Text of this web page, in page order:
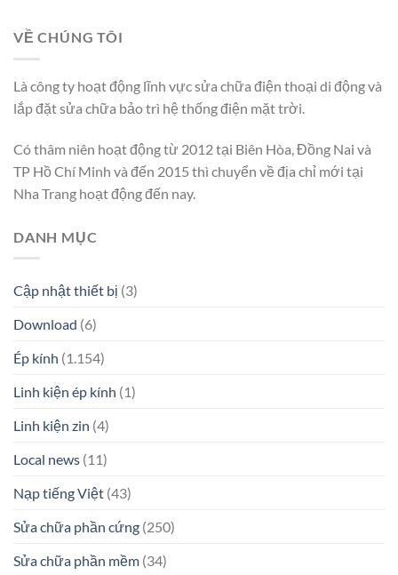
VỀ CHÚNG TÔI
Là công ty hoạt động lĩnh vực sửa chữa điện thoại di động và
lắp đặt sửa chữa bảo trì hệ thống điện mặt trời.
Có thâm niên hoạt động từ 2012 tại Biên Hòa, Đồng Nai và
TP Hồ Chí Minh và đến 2015 thì chuyển về địa chỉ mới tại
Nha Trang hoạt động đến nay.
DANH MỤC
Cập nhật thiết bị (3)
Download (6)
Ép kính (1.154)
Linh kiện ép kính (1)
Linh kiện zin (4)
Local news (11)
Nạp tiếng Việt (43)
Sửa chữa phần cứng (250)
Sửa chữa phần mềm (34)